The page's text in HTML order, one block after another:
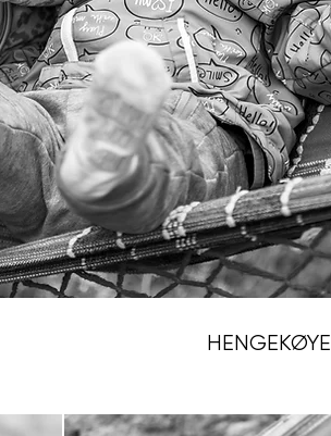
HENGEKØYE